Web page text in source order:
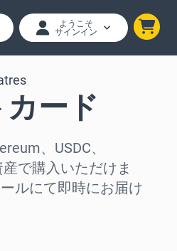
ようこそ
サインイン
ード
、USDC、
で購入いただけま
ルにて即時にお届け